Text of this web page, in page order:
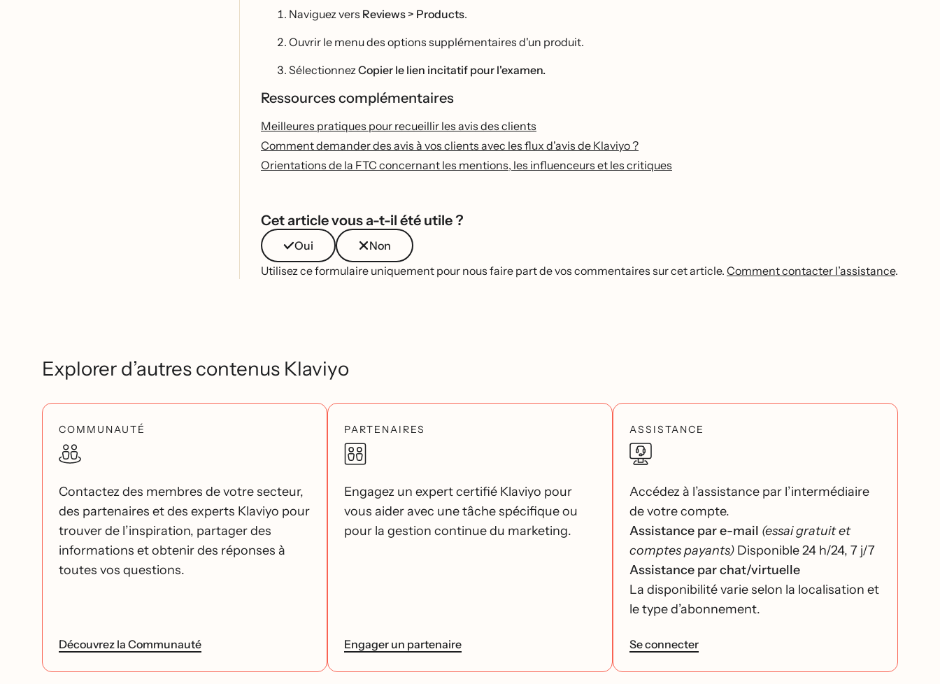
Naviguez vers Reviews > Products.
Ouvrir le menu des options supplémentaires d'un produit.
SélectionnezCopier le lien incitatif pour l'examen.
Ressources complémentaires
Meilleures pratiques pour recueillir les avis des clients
Comment demander des avis à vos clients avec les flux d'avis de Klaviyo ?
Orientations de la FTC concernant les mentions, les influenceurs et les critiques
Cet article vous a-t-il été utile ?
Oui
Non
Utilisez ce formulaire uniquement pour nous faire part de vos commentaires sur cet article. Comment contacter l’assistance.
Explorer d’autres contenus Klaviyo
COMMUNAUTÉ
Contactez des membres de votre secteur,
des partenaires et des experts Klaviyo pour
trouver de l’inspiration, partager des
informations et obtenir des réponses à
toutes vos questions.
Découvrez la Communauté
PARTENAIRES
Engagez un expert certifié Klaviyo pour
vous aider avec une tâche spécifique ou
pour la gestion continue du marketing.
Engager un partenaire
ASSISTANCE
Accédez à l’assistance par l’intermédiaire
de votre compte.
Assistance par e-mail (essai gratuit et
comptes payants) Disponible 24 h/24, 7 j/7
Assistance par chat/virtuelle
La disponibilité varie selon la localisation et
le type d’abonnement.
Se connecter